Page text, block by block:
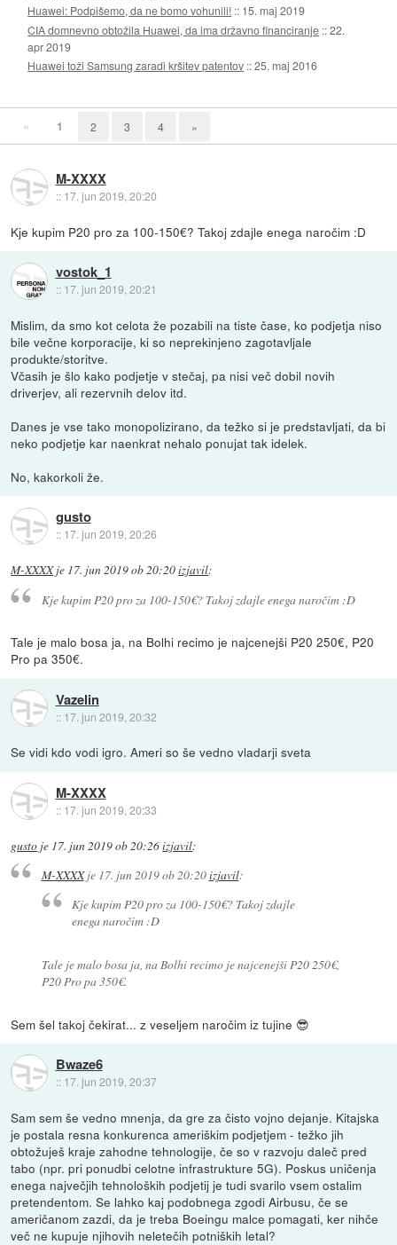
Huawei: Podpišemo, da ne bomo vohunili! :: 15. maj 2019
CIA domnevno obtožila Huawei, da ima državno financiranje ::22.
apr 2019
Huawei toži Samsung zaradi kršitev patentov ::25. maj 2016
« 1 2 3 4 »
M-XXXX
:: 17. jun 2019, 20:20
Kje kupim P20 pro za 100-150€? Takoj zdajle enega naročim :D
vostok_1
:: 17. jun 2019, 20:21
Mislim, da smo kot celota že pozabili na tiste čase, ko podjetja niso
bile večne korporacije, ki so neprekinjeno zagotavljale
produkte/storitve.
Včasih je šlo kako podjetje v stečaj, pa nisi več dobil novih
driverjev, ali rezervnih delov itd.
Danes je vse tako monopolizirano, da težko si je predstavljati, da bi
neko podjetje kar naenkrat nehalo ponujat tak idelek.
No, kakorkoli že.
gusto
:: 17. jun 2019, 20:26
M-XXXXje 17. jun 2019 ob 20:20izjavil:
Kje kupim P20 pro za 100-150€? Takoj zdajle enega naročim :D
Tale je malo bosa ja, na Bolhi recimo je najcenejši P20 250€, P20
Pro pa 350€.
Vazelin
:: 17. jun 2019, 20:32
Se vidi kdo vodi igro. Ameri so še vedno vladarji sveta
M-XXXX
:: 17. jun 2019, 20:33
gusto je 17. jun 2019 ob 20:26izjavil:
M-XXXXje 17. jun 2019 ob 20:20izjavil:
Kje kupim P20 pro za 100-150€? Takoj zdajle
enega naročim :D
Tale je malo bosa ja, na Bolhi recimo je najcenejši P20 250€,
P20 Pro pa 350€.
Sem šel takoj čekirat... z veseljem naročim iz tujine 😎
Bwaze6
:: 17. jun 2019, 20:37
Sam sem še vedno mnenja, da gre za čisto vojno dejanje. Kitajska
je postala resna konkurenca ameriškim podjetjem - težko jih
obtožuješ kraje zahodne tehnologije, če so v razvoju daleč pred
tabo (npr. pri ponudbi celotne infrastrukture 5G). Poskus uničenja
enega največjih tehnoloških podjetij je tudi svarilo vsem ostalim
pretendentom. Se lahko kaj podobnega zgodi Airbusu, če se
američanom zazdi, da je treba Boeingu malce pomagati, ker nihče
več ne kupuje njihovih neletečih potniških letal?